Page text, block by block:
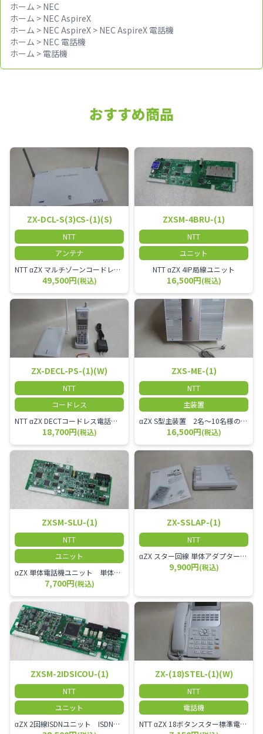
ホーム > NEC
ホーム > NEC AspireX
ホーム > NEC AspireX > NEC AspireX 電話機
ホーム > NEC 電話機
ホーム > 電話機
おすすめ商品
ZX-DCL-S(3)CS-(1)(S)
NTT
アンテナ
NTT αZX マルチゾーンコードレススター増設アンテナ
49,500円(税込)
ZXSM-4BRU-(1)
NTT
ユニット
NTT αZX 4IP局線ユニット
16,500円(税込)
ZX-DECL-PS-(1)(W)
NTT
コードレス
NTT αZX DECTコードレス電話機 電波方式がDECTで、 防水機能（IPX4:あらゆる方向からの水の飛まつを受けても有害な影響を受けない。)を備えた 接続装置と子機の一対シングルゾーンコードレスです。
18,700円(税込)
ZXS-ME-(1)
NTT
主装置
αZX S型主装置 2名～10名様のオフィスに適しております。
16,500円(税込)
ZXSM-SLU-(1)
NTT
ユニット
αZX 単体電話機ユニット 単体電話機、複合機、ドアホン等、 2台分収容可能にするユニット
7,700円(税込)
ZX-SSLAP-(1)
NTT
αZX スター回線 単体アダプター 受付電話機、ドアホン、FAX等を1台収容できる装置です。
9,900円(税込)
ZXSM-2IDSICOU-(1)
NTT
ユニット
αZX 2回線ISDNユニット ISDN回線を2本収容可能です。
ZX-(18)STEL-(1)(W)
NTT
電話機
NTT αZX 18ボタンスター標準電話機(白)